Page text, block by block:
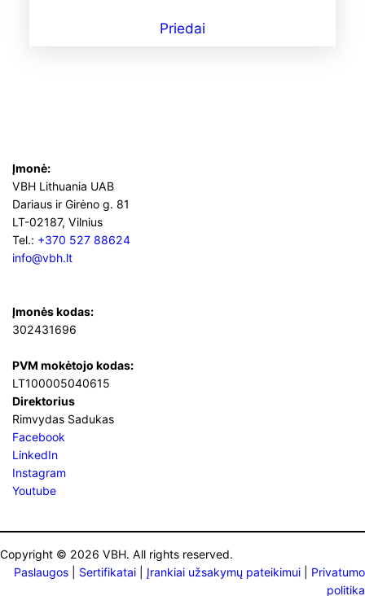
Priedai
Įmonė:
VBH Lithuania UAB
Dariaus ir Girėno g. 81
LT-02187, Vilnius
Tel.: +370 527 88624
info@vbh.lt
Įmonės kodas:
302431696
PVM mokėtojo kodas:
LT100005040615
Direktorius
Rimvydas Sadukas
Facebook
LinkedIn
Instagram
Youtube
Copyright © 2026 VBH. All rights reserved.
Paslaugos
Sertifikatai Įrankiai užsakymų pateikimui
Privatumo
politika